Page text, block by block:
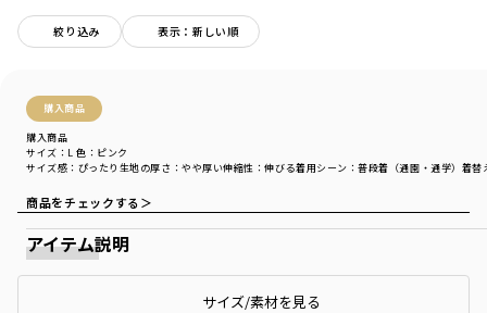
絞り込み 表示：新しい順
購入商品
購入商品
サイズ感 ：ぴったり 生地の厚さ ：やや厚い伸縮性 ：伸びる着用シーン ：普段着（通園・通学） 着替
サイズ：L 色：ピンク
商品をチェックする＞
アイテム説明
サイズ/素材を見る